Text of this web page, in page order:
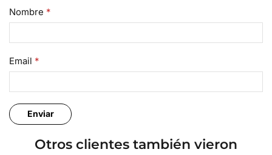
Nombre *
Email *
Otros clientes también vieron